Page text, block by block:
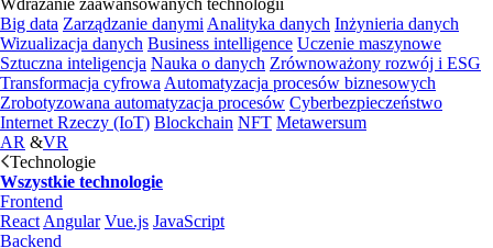
Wdrażanie zaawansowanych technologii
Big data Zarządzanie danymi Analityka danych Inżynieria danych
Wizualizacja danych Business intelligence Uczenie maszynowe
Sztuczna inteligencja Nauka o danych Zrównoważony rozwój i ESG
Transformacja cyfrowa Automatyzacja procesów biznesowych
Zrobotyzowana automatyzacja procesów Cyberbezpieczeństwo
Internet Rzeczy (IoT) Blockchain NFT Metawersum
AR &VR
Technologie
Wszystkie technologie
Frontend
React Angular Vue.js JavaScript
Backend